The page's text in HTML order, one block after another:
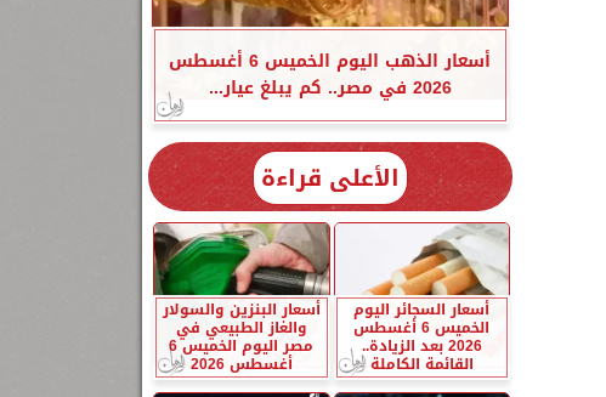
أسعار الذهب اليوم الخميس 6 أغسطس
2026 في مصر.. كم يبلغ عيار...
الأعلى قراءة
أسعار السجائر اليوم
الخميس 6 أغسطس
2026 بعد الزيادة..
القائمة الكاملة
أسعار البنزين والسولار
والغاز الطبيعي في
مصر اليوم الخميس 6
أغسطس 2026